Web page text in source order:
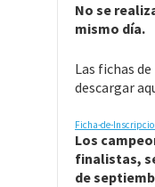
No se
mismo día.
Las fichas
descargar
Ficha-de-
Los
finalistas,
de